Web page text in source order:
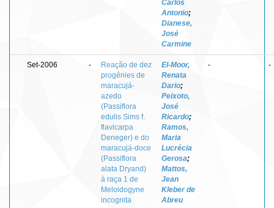
Carlos
Antonio;
Dianese,
José
Carmine
Set-2006 -
Reação de dez
progênies de
maracujá-
azedo
(Passiflora
edulis Sims f.
flavicarpa
Deneger) e do
maracujá-doce
(Passiflora
alata Dryand)
à raça 1 de
Meloidogyne
incognita
El-Moor,
Renata
Dario;
Peixoto,
José
Ricardo;
Ramos,
Maria
Lucrécia
Gerosa;
Mattos,
Jean
Kleber de
Abreu
- -